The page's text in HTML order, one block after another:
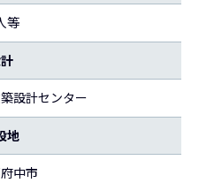
等
設計センター
地
中市